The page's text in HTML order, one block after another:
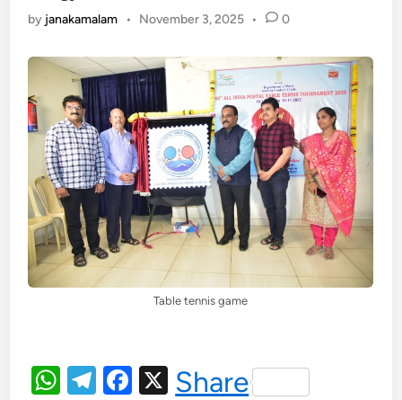
by janakamalam • November 3, 2025 • 0
Table tennis game
WhatsApp
Telegram
Facebook
X
Share